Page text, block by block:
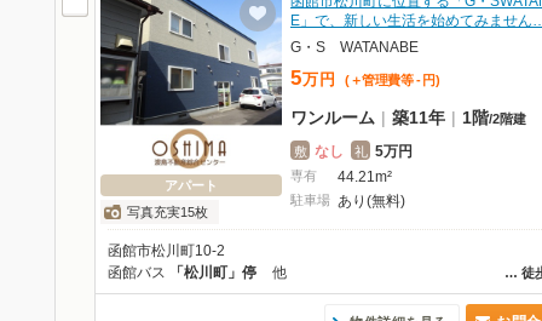
アパート
写真充実15枚
E」で、新しい生活を始めてみません
G・S WATANABE
5万 円 (＋管理費等 - 円)
ワンルーム | 築11年 | 1階/2階建
敷 なし 礼 5万円
専有 44.21m²
駐車場 あり(無料)
函館市松川町10-2
… 徒
函館バス 「松川町」停 他